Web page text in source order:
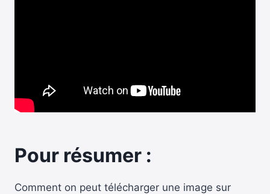
Pour résumer :
Comment on peut télécharger une image sur